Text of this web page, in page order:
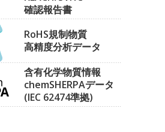
確認報告書
RoHS規制物質
高精度分析データ
含有化学物質情報
chemSHERPAデータ
(IEC 62474準拠)